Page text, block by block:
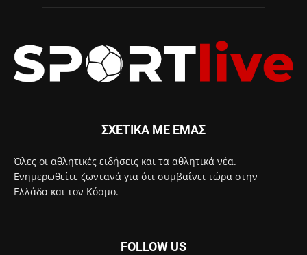
ΣΧΕΤΙΚΑ ΜΕ ΕΜΑΣ
Όλες οι αθλητικές ειδήσεις και τα αθλητικά νέα.
Ενημερωθείτε ζωντανά για ότι συμβαίνει τώρα στην
Ελλάδα και τον Κόσμο.
FOLLOW US